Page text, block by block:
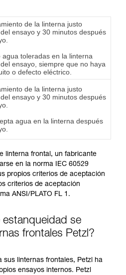
de la linterna justo
ensayo y 30 minutos después
agua toleradas en la linterna
ensayo, siempre que no haya
o defecto eléctrico.
de la linterna justo
ensayo y 30 minutos después
agua en la linterna después
linterna frontal, un fabricante
en la norma IEC 60529
propios criterios de aceptación
criterios de aceptación
ANSI/PLATO FL 1.
estanqueidad se
frontales Petzl?
sus linternas frontales, Petzl ha
ensayos internos. Petzl